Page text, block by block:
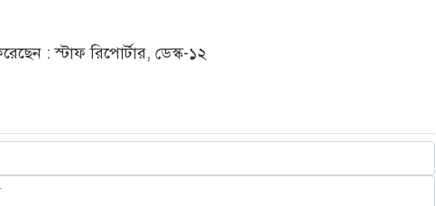
: স্টাফ রিপোর্টার, ডেস্ক-১২